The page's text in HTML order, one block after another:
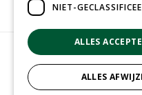
©
NIET-
ALLES
ALLES